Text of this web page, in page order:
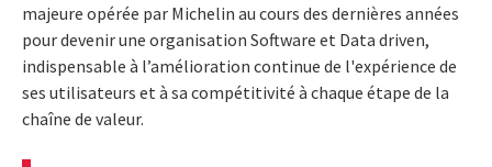
majeure opérée par Michelin au cours des dernières années
pour devenir une organisation Software et Data driven,
indispensable à l’amélioration continue de l'expérience de
ses utilisateurs et à sa compétitivité à chaque étape de la
chaîne de valeur.